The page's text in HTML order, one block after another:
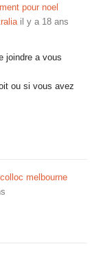
pour noel
il y a 18 ans
joindre a vous
ou si vous avez
melbourne